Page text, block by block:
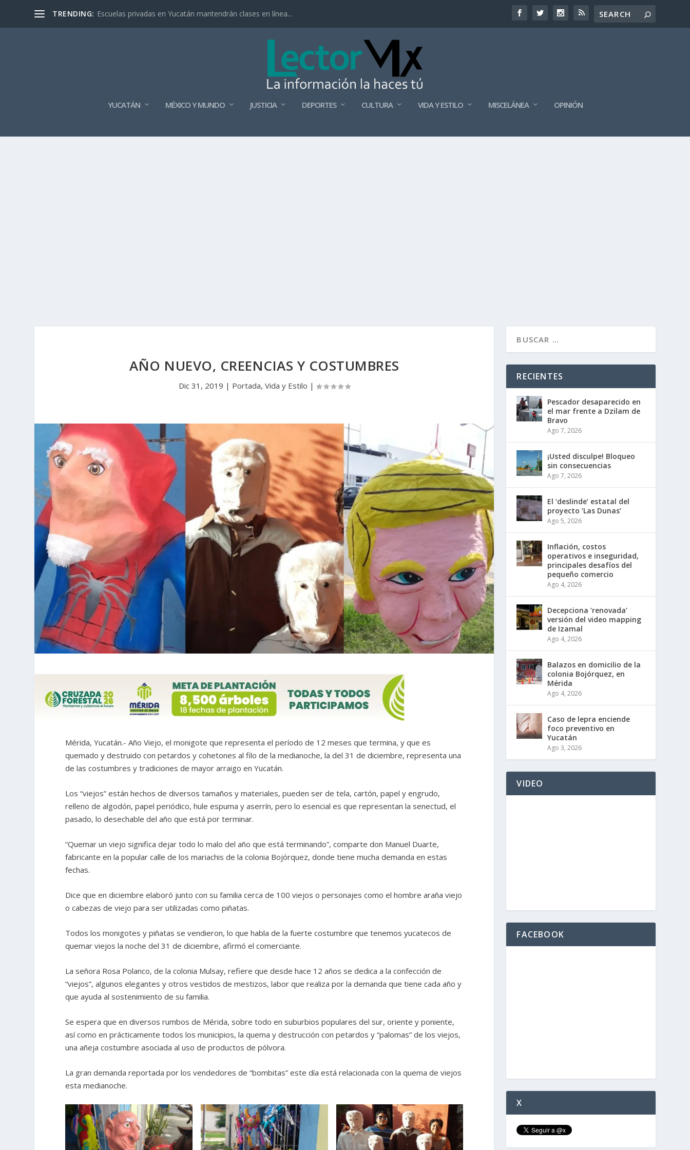
TRENDING: Escuelas privadas en Yucatán mantendrán clases en línea...
YUCATÁN MÉXICO Y MUNDO JUSTICIA DEPORTES CULTURA VIDA Y ESTILO MISCELÁNEA OPINIÓN
AÑO NUEVO, CREENCIAS Y COSTUMBRES
Dic 31, 2019 | Portada, Vida y Estilo |
Mérida, Yucatán.- Año Viejo, el monigote que representa el período de 12 meses que termina, y que es
quemado y destruido con petardos y cohetones al filo de la medianoche, la del 31 de diciembre, representa una
de las costumbres y tradiciones de mayor arraigo en Yucatán.
Los “viejos” están hechos de diversos tamaños y materiales, pueden ser de tela, cartón, papel y engrudo,
relleno de algodón, papel periódico, hule espuma y aserrín, pero lo esencial es que representan la senectud, el
pasado, lo desechable del año que está por terminar.
“Quemar un viejo significa dejar todo lo malo del año que está terminando”, comparte don Manuel Duarte,
fabricante en la popular calle de los mariachis de la colonia Bojórquez, donde tiene mucha demanda en estas
fechas.
Dice que en diciembre elaboró junto con su familia cerca de 100 viejos o personajes como el hombre araña viejo
o cabezas de viejo para ser utilizadas como piñatas.
Todos los monigotes y piñatas se vendieron, lo que habla de la fuerte costumbre que tenemos yucatecos de
quemar viejos la noche del 31 de diciembre, afirmó el comerciante.
La señora Rosa Polanco, de la colonia Mulsay, refiere que desde hace 12 años se dedica a la confección de
“viejos”, algunos elegantes y otros vestidos de mestizos, labor que realiza por la demanda que tiene cada año y
que ayuda al sostenimiento de su familia.
Se espera que en diversos rumbos de Mérida, sobre todo en suburbios populares del sur, oriente y poniente,
así como en prácticamente todos los municipios, la quema y destrucción con petardos y “palomas” de los viejos,
una añeja costumbre asociada al uso de productos de pólvora.
La gran demanda reportada por los vendedores de “bombitas” este día está relacionada con la quema de viejos
esta medianoche.
RECIENTES
Pescador desaparecido en
el mar frente a Dzilam de
Bravo
Ago 7, 2026
¡Usted disculpe! Bloqueo
sin consecuencias
Ago 7, 2026
El ‘deslinde’ estatal del
proyecto ‘Las Dunas’
Ago 5, 2026
Inflación, costos
operativos e inseguridad,
principales desafíos del
pequeño comercio
Ago 4, 2026
Decepciona ‘renovada’
versión del video mapping
de Izamal
Ago 4, 2026
Balazos en domicilio de la
colonia Bojórquez, en
Mérida
Ago 4, 2026
Caso de lepra enciende
foco preventivo en
Yucatán
Ago 3, 2026
VIDEO
FACEBOOK
X